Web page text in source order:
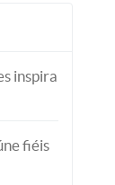
inspira
fiéis